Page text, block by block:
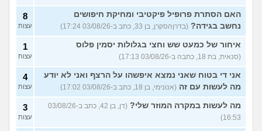
האם הסתרת פרופיל פיקטיבי ומחיקת חיפושים
נחשב בגידה? (בדרןהסקרן, בן 33, כתב ב-03/08/26 17:24)
8
עצות
איחור של כמעט שש וחצי בגלולות יסמין פלוס
(סנאית, בת 18, כתבה ב-03/08/26 17:13)
1
עצות
אני די בטוח שאני נמצא איפשהו על הרצף ואני לא יודע
מה לעשות עם זה (אנונימי, בן 18, כתב ב-03/08/26 17:02)
4
עצות
מה לעשות במקרה המוזר שלי?
(דן, בן 42, כתב ב-03/08/26
16:53)
3
עצות